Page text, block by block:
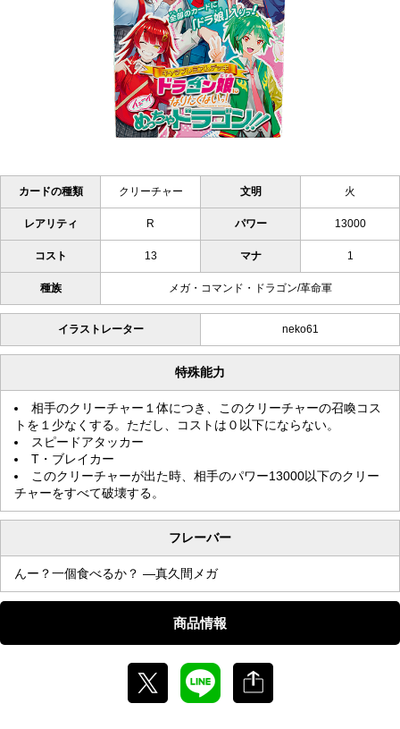
カードの種類 クリーチャー 文明 火
レアリティ R パワー 13000
コスト 13 マナ 1
種族 メガ・コマンド・ドラゴン/革命軍
イラストレーター neko61
特殊能力
相手のクリーチャー１体につき、このクリーチャーの召喚コス
トを１少なくする。ただし、コストは０以下にならない。
スピードアタッカー
T・ブレイカー
このクリーチャーが出た時、相手のパワー13000以下のクリー
チャーをすべて破壊する。
フレーバー
んー？一個食べるか？ ―真久間メガ
商品情報